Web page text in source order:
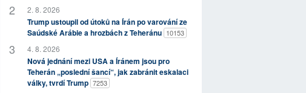
2. 8. 2026
Trump ustoupil od útoků na Írán po varování ze
Saúdské Arábie a hrozbách z Teheránu 10153
4. 8. 2026
Nová jednání mezi USA a Íránem jsou pro
Teherán „poslední šancí“, jak zabránit eskalaci
války, tvrdí Trump 7253